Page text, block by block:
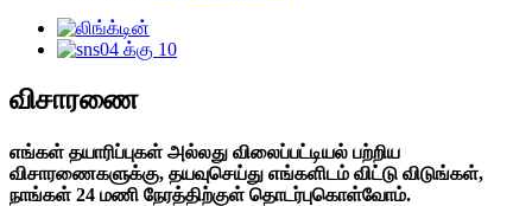
விசாரணை
எங்கள் தயாரிப்புகள் அல்லது விலைப்பட்டியல் பற்றிய
விசாரணைகளுக்கு, தயவுசெய்து எங்களிடம் விட்டு விடுங்கள்,
நாங்கள் 24 மணி நேரத்திற்குள் தொடர்புகொள்வோம்.